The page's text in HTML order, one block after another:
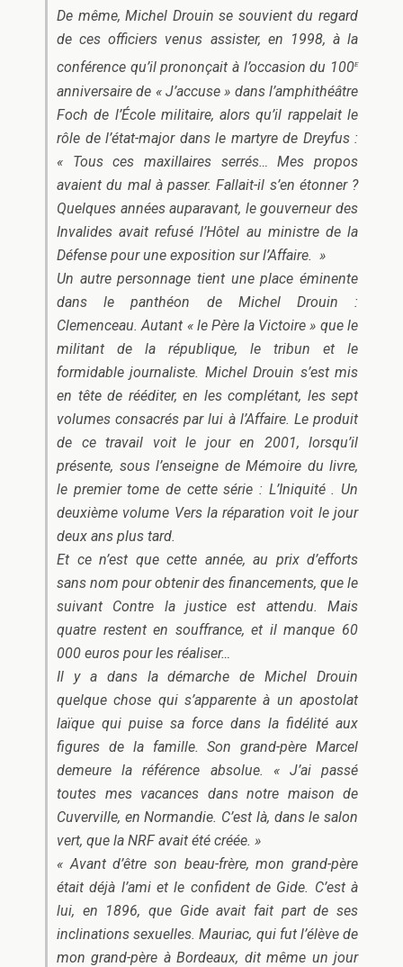
De même, Michel Drouin se souvient du regard
de ces officiers venus assister, en 1998, à la
conférence qu’il prononçait à l’occasion du 100e
anniversaire de « J’accuse » dans l’amphithéâtre
Foch de l’École militaire, alors qu’il rappelait le
rôle de l’état-major dans le martyre de Dreyfus :
« Tous ces maxillaires serrés… Mes propos
avaient du mal à passer. Fallait-il s’en étonner ?
Quelques années auparavant, le gouverneur des
Invalides avait refusé l’Hôtel au ministre de la
Défense pour une exposition sur l’Affaire. »
Un autre personnage tient une place éminente
dans le panthéon de Michel Drouin :
Clemenceau. Autant « le Père la Victoire » que le
militant de la république, le tribun et le
formidable journaliste. Michel Drouin s’est mis
en tête de rééditer, en les complétant, les sept
volumes consacrés par lui à l’Affaire. Le produit
de ce travail voit le jour en 2001, lorsqu’il
présente, sous l’enseigne de Mémoire du livre,
le premier tome de cette série : L’Iniquité. Un
deuxième volume Vers la réparation voit le jour
deux ans plus tard.
Et ce n’est que cette année, au prix d’efforts
sans nom pour obtenir des financements, que le
suivant Contre la justice est attendu. Mais
quatre restent en souffrance, et il manque 60
000 euros pour les réaliser…
Il y a dans la démarche de Michel Drouin
quelque chose qui s’apparente à un apostolat
laïque qui puise sa force dans la fidélité aux
figures de la famille. Son grand-père Marcel
demeure la référence absolue. « J’ai passé
toutes mes vacances dans notre maison de
Cuverville, en Normandie. C’est là, dans le salon
vert, que la NRF avait été créée. »
« Avant d’être son beau-frère, mon grand-père
était déjà l’ami et le confident de Gide. C’est à
lui, en 1896, que Gide avait fait part de ses
inclinations sexuelles. Mauriac, qui fut l’élève de
mon grand-père à Bordeaux, dit même un jour